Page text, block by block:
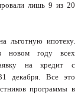
лишь 9 из 20
льготную ипотеку.
новом году всех
на кредит с
декабря. Все это
программы в